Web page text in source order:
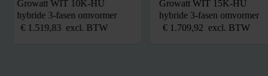
Growatt WIT 10K-HU
hybride 3-fasen omvormer
€ 1.519,83 excl. BTW
Growatt WIT 15K-HU
hybride 3-fasen omvormer
€ 1.709,92 excl. BTW